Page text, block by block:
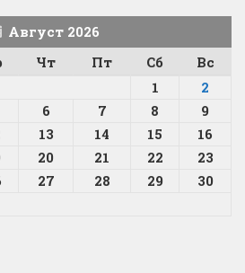
Август 2026
Чт Пт Сб
Вс
1
2
6 7 8
9
13 14 15
16
20 21 22
23
27 28 29
30